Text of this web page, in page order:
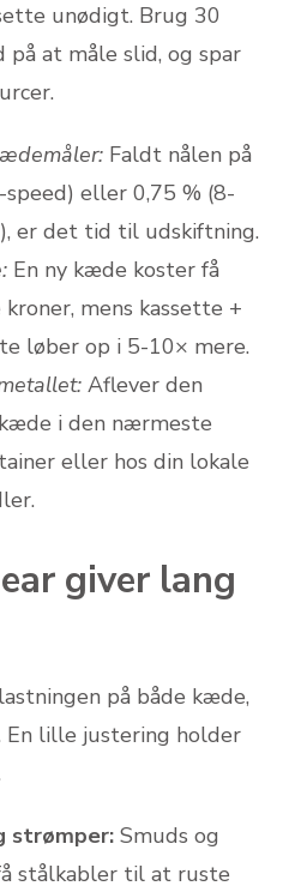
unødigt. Brug 30
på at måle slid, og spar
Faldt nålen på
speed) eller 0,75 % (8-
er det tid til udskiftning.
En ny kæde koster få
mens kassette +
løber op i 5-10× mere.
Aflever den
i den nærmeste
eller hos din lokale
giver lang
på både kæde,
En lille justering holder
strømper: Smuds og
stålkabler til at ruste